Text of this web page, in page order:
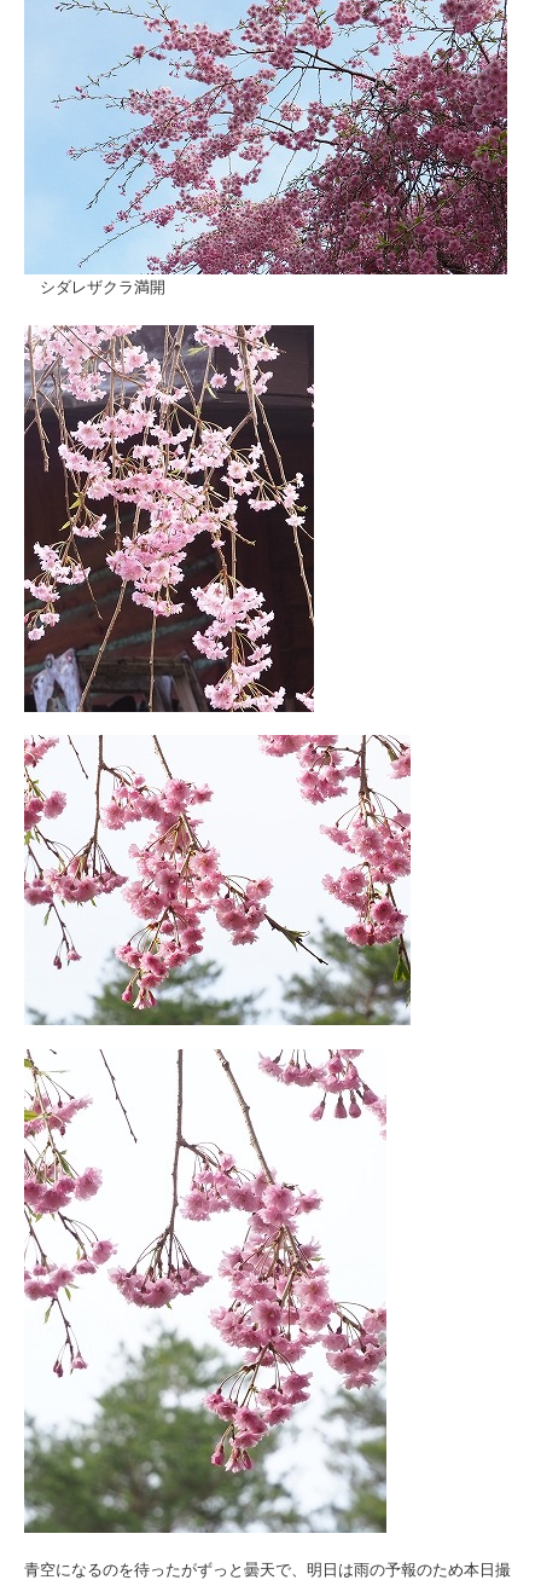
シダレザクラ満開
青空になるのを待ったがずっと曇天で、明日は雨の予報のため本日撮